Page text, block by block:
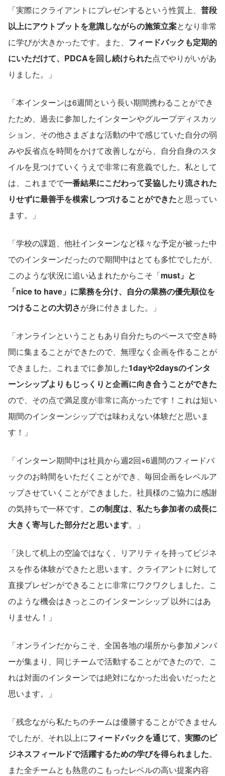
「実際にクライアントにプレゼンするという性質上、 普段
以上にアウトプットを意識しながらの施策立案となり非常
に学びが大きかったです。また、 フィードバックも定期的
にいただけて、PDCAを回し続けられた点でやりがいがあ
りました。」
「本インターンは6週間という長い期間携わることができ
たため、過去に参加したインターンやグループディスカッ
ション、その他さまざまな活動の中で感じていた自分の弱
みや反省点を時間をかけて改善しながら、自分自身のスタ
イルを見つけていくうえで非常に有意義でした。私として
は、これまでで一番結果にこだわって妥協したり流された
りせずに最善手を模索しつづけることができたと思ってい
ます。」
「学校の課題、他社インターンなど様々な予定が被った中
でのインターンだったので期間中はとても多忙でしたが、
このような状況に追い込まれたからこそ「must」と
「nice to have」に業務を分け、自分の業務の優先順位を
つけることの大切さが身に付きました。」
「オンラインということもあり自分たちのペースで空き時
間に集まることができたので、無理なく企画を作ることが
できました。これまでに参加した1dayや2daysのインタ
ーンシップよりもじっくりと企画に向き合うことができた
ので、その点で満足度が非常に高かったです！これは短い
期間のインターンシップでは味わえない体験だと思いま
す！」
「インターン期間中は社員から週2回×6週間のフィードバ
ックのお時間をいただくことができ、毎回企画をレベルア
ップさせていくことができました。社員様のご協力に感謝
の気持ちで一杯です。 この制度は、私たち参加者の成長に
大きく寄与した部分だと思います。」
「決して机上の空論ではなく、リアリティを持ってビジネ
スを作る体験ができたと思います。クライアントに対して
直接プレゼンができることに非常にワクワクしました。こ
のような機会はきっとこのインターンシップ 以外にはあ
りません！」
「オンラインだからこそ、全国各地の場所から参加メンバ
ーが集まり、同じチームで活動することができたので、こ
れは対面のインターンでは絶対になかった出会いだったと
思います。」
「残念ながら私たちのチームは優勝することができません
でしたが、それ以上にフィードバックを通じて、実際のビ
ジネスフィールドで活躍するための学びを得られました。
また全チームとも熱意のこもったレベルの高い提案内容